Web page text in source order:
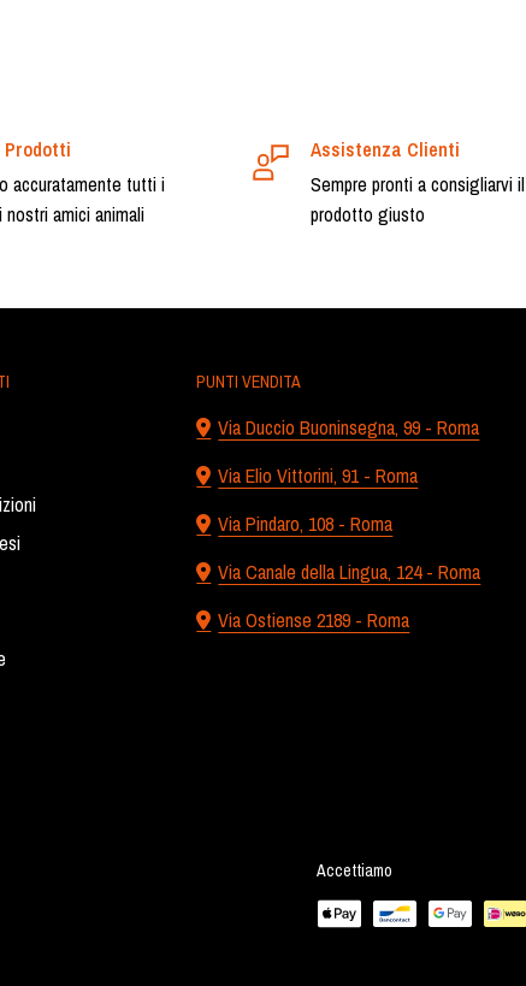
accuratamente tutti i
amici animali
Assistenza Clienti
Sempre pronti a consigliarvi il
prodotto giusto
PUNTI VENDITA
Via Duccio Buoninsegna, 99 - Roma
Via Elio Vittorini, 91 - Roma
Via Pindaro, 108 - Roma
Via Canale della Lingua, 124 - Roma
Via Ostiense 2189 - Roma
Accettiamo